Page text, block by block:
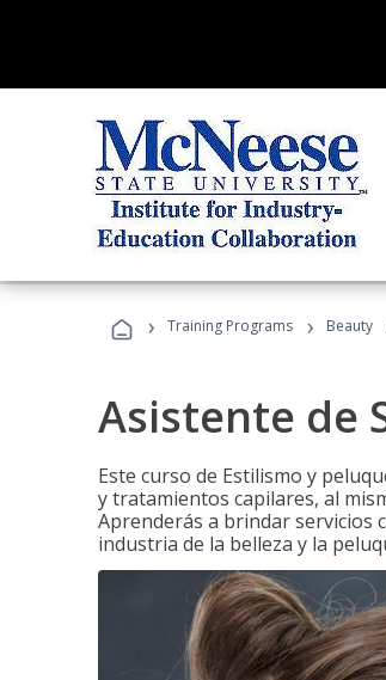
› Training Programs › Beauty
Asistente de
Este curso de Estilismo y
y tratamientos capilares, al
Aprenderás a brindar servicios
industria de la belleza y la